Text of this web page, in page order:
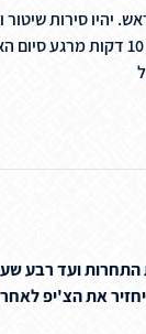
סירות
למחסה ככל שניתן, לשכב על
התחרות ועד